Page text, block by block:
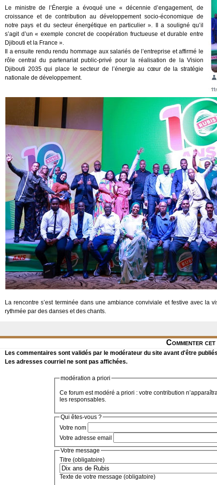
Le ministre de l’Énergie a évoqué une « décennie d’engagement, de
croissance et de contribution au développement socio-économique de
notre pays et du secteur énergétique en particulier ». Il a souligné qu’il
s’agit d’un « exemple concret de coopération fructueuse et durable entre
Djibouti et la France ».
Il a ensuite rendu rendu hommage aux salariés de l’entreprise et affirmé le
rôle central du partenariat public-privé pour la réalisation de la Vision
Djibouti 2035 qui place le secteur de l’énergie au cœur de la stratégie
nationale de développement.
La rencontre s’est terminée dans une ambiance conviviale et festive avec la
rythmée par des danses et des chants.
Commenter
Les commentaires sont validés par le modérateur du site avant d'être
Les adresses courriel ne sont pas affichées.
modération a priori
Ce forum est modéré a priori : votre contribution
les responsables.
Qui êtes-vous ?
Votre nom
Votre adresse email
Votre message
Titre (obligatoire)
Texte de votre message (obligatoire)